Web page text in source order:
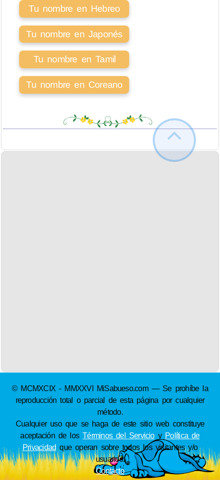
Tu nombre en Hebreo
Tu nombre en Japonés
Tu nombre en Tamil
Tu nombre en Coreano
© MCMXCIX - MMXXVI MiSabueso.com — Se prohíbe la
reproducción total o parcial de esta página por cualquier
método.
Cualquier uso que se haga de este sitio web constituye
aceptación de losTérminos del Servicioy Política de
Privacidad que operan sobre todos los visitantes y/o
usuarios.
Contacto